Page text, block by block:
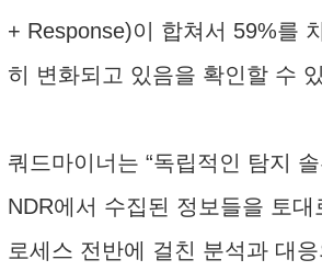
+ Response)이 합쳐서 59%를
히 변화되고 있음을 확인할 수
쿼드마이너는 “독립적인 탐지
NDR에서 수집된 정보들을 토대
로세스 전반에 걸친 분석과 대